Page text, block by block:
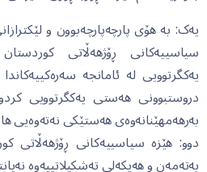
یەک: بە هۆی پارچەپارچەبوون و
سیاسییەکانی ڕۆژهەڵاتی
یەکگرتوویی لە ئامانجە
دروستبوونی هەستی یەکگرتوویی
بەرهەمهێنانەوەی هەستێکی نەتەوەیی
دوو: هێزە سیاسییەکانی ڕۆژهەڵاتی
بەتەمەن و هەیکەلی تەشکیلاتییەوە